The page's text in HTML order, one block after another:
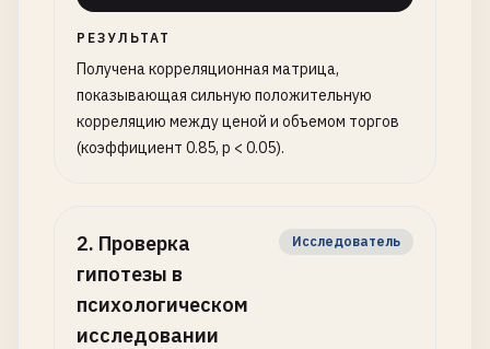
РЕЗУЛЬТАТ
Получена корреляционная матрица,
показывающая сильную положительную
корреляцию между ценой и объемом торгов
(коэффициент 0.85, p < 0.05).
2. Проверка
гипотезы в
психологическом
исследовании
Исследователь